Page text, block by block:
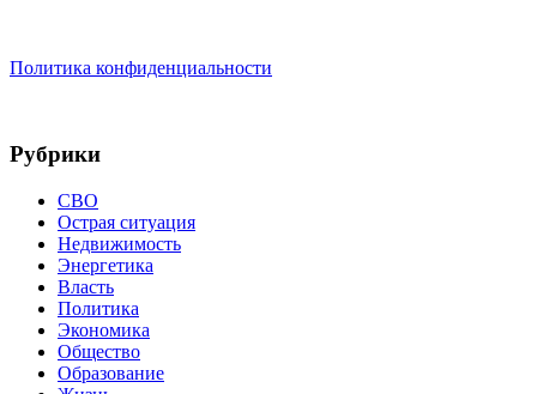
Политика конфиденциальности
Рубрики
СВО
Острая ситуация
Недвижимость
Энергетика
Власть
Политика
Экономика
Общество
Образование